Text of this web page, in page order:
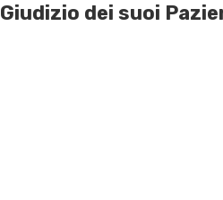
Giudizio dei suoi